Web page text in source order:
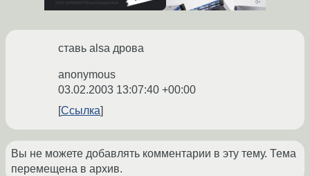
ставь alsa дрова
anonymous
03.02.2003 13:07:40 +00:00
Ссылка
Вы не можете добавлять комментарии в эту тему. Тема
перемещена в архив.